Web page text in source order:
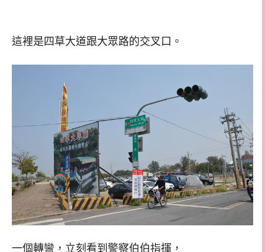
這裡是四草大道跟大眾路的交叉口。
一個轉彎，立刻看到警察伯伯指揮，